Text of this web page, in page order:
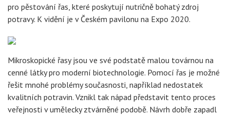
pro pěstování řas, které poskytují nutričně bohatý zdroj
potravy. K vidění je v Českém pavilonu na Expo 2020.
Mikroskopické řasy jsou ve své podstatě malou továrnou na
cenné látky pro moderní biotechnologie. Pomocí řas je možné
řešit mnohé problémy současnosti, například nedostatek
kvalitních potravin. Vznikl tak nápad představit tento proces
veřejnosti v umělecky ztvárněné podobě. Návrh dobře zapadl